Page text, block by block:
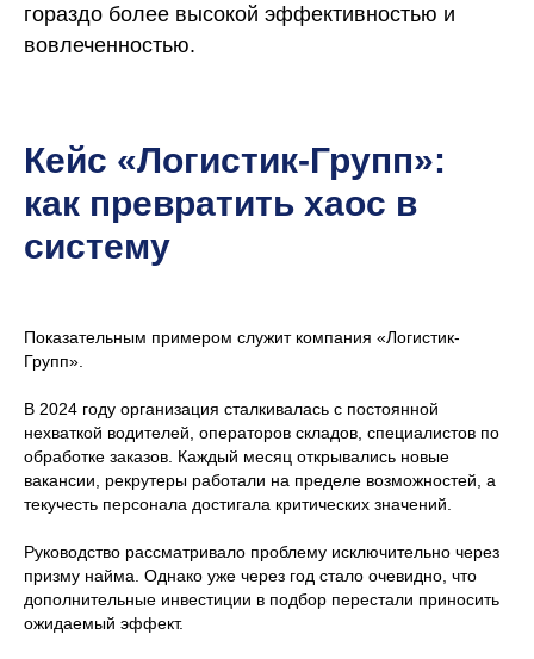
гораздо более высокой эффективностью и
вовлеченностью.
Кейс «Логистик-Групп»:
как превратить хаос в
систему
Показательным примером служит компания «Логистик-
Групп».
В 2024 году организация сталкивалась с постоянной
нехваткой водителей, операторов складов, специалистов по
обработке заказов. Каждый месяц открывались новые
вакансии, рекрутеры работали на пределе возможностей, а
текучесть персонала достигала критических значений.
Руководство рассматривало проблему исключительно через
призму найма. Однако уже через год стало очевидно, что
дополнительные инвестиции в подбор перестали приносить
ожидаемый эффект.